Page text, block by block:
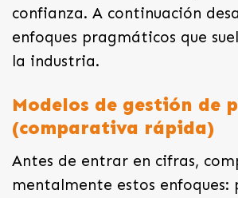
confianza. A continuación
enfoques pragmáticos que
la industria.
Modelos de gestión de
(comparativa rápida)
Antes de entrar en cifras,
mentalmente estos enfoques: